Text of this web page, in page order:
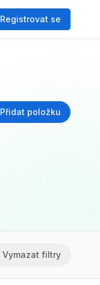
Registrovat se
Přidat položku
Vymazat filtry